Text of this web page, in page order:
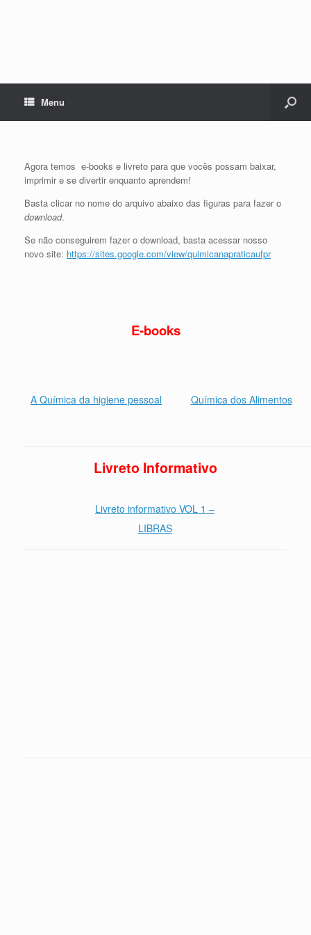
Menu
Agora temos e-books e livreto para que vocês possam baixar,
imprimir e se divertir enquanto aprendem!
Basta clicar no nome do arquivo abaixo das figuras para fazer o
download.
Se não conseguirem fazer o download, basta acessar nosso
novo site: https://sites.google.com/view/quimicanapraticaufpr
E-books
A Química da higiene pessoal Química dos Alimentos
Livreto Informativo
Livreto informativo VOL 1 –
LIBRAS